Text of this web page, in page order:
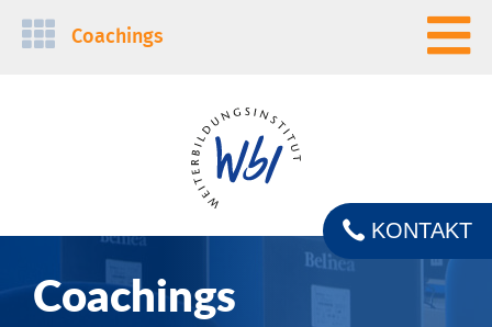
Navigation
Coachings
Coachings
KONTAKT